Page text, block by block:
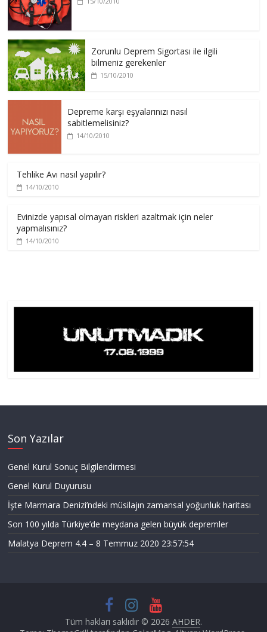
Zorunlu Deprem Sigortası ile ilgili
bilmeniz gerekenler
15/10/2010
Depreme karşı eşyalarınızı nasıl
sabitlemelisiniz?
14/10/2010
Tehlike Avı nasıl yapılır?
14/10/2010
Evinizde yapısal olmayan riskleri azaltmak için neler
yapmalısınız?
14/10/2010
Son Yazılar
Genel Kurul Sonuç Bilgilendirmesi
Genel Kurul Duyurusu
İşte Marmara Denizi’ndeki müsilajın zamansal yoğunluk haritası
Son 100 yılda Türkiye’de meydana gelen büyük depremler
Malatya Deprem 4.4 – 8 Temmuz 2020 23:57:54
Tüm hakları saklıdır © 2026 AHDER.